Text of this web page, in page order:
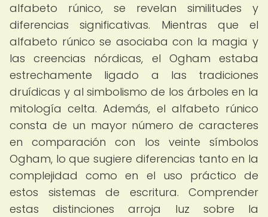
alfabeto rúnico, se revelan similitudes y
diferencias significativas. Mientras que el
alfabeto rúnico se asociaba con la magia y
las creencias nórdicas, el Ogham estaba
estrechamente ligado a las tradiciones
druídicas y al simbolismo de los árboles en la
mitología celta. Además, el alfabeto rúnico
consta de un mayor número de caracteres
en comparación con los veinte símbolos
Ogham, lo que sugiere diferencias tanto en la
complejidad como en el uso práctico de
estos sistemas de escritura. Comprender
estas distinciones arroja luz sobre la